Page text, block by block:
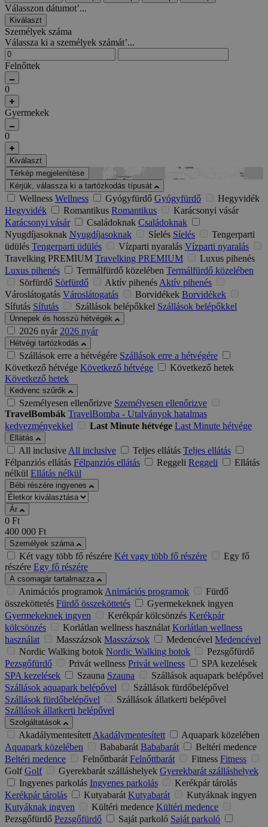
Válasszon dátumot’...
Kiválaszt
Személyek száma
Válassza ki a személyek számát’...
Felnőttek
0
Gyermekek
0
Kiválaszt
Térkép megjelenítése
Kérjük, válassza ki a tartózkodás típusát
Wellness Wellness Gyógyfürdő Gyógyfürdő
Hegyvidék
Hegyvidék
Romantikus Romantikus
Karácsonyi vásár
Karácsonyi vásár
Családoknak Családoknak
Nyugdíjasoknak Nyugdíjasoknak Síelés Síelés
Tengerparti
üdülés Tengerparti üdülés Vízparti nyaralás Vízparti nyaralás
Travelking PREMIUM Travelking PREMIUM
Luxus pihenés
Luxus pihenés
Termálfürdő közelében Termálfürdő közelében
Sörfürdő Sörfürdő Aktív pihenésAktív pihenés
Városlátogatás Városlátogatás Borvidékek Borvidékek
Sífutás Sífutás Szállások belépőkkel Szállások belépőkkel
Ünnepek és hosszú hétvégék
2026 nyár 2026 nyár
Hétvégi tartózkodás
Szállások erre a hétvégére Szállások erre a hétvégére
Következő hétvége Következő hétvége
Következő hetek
Következő hetek
Kedvenc szűrők
Személyesen ellenőrizve Személyesen ellenőrizve
TravelBombák TravelBomba - Utalványok hatalmas
kedvezményekkel
Last Minute hétvége Last Minute hétvége
Ellátás
All inclusiveAll inclusive Teljes ellátás Teljes ellátás
Félpanziós ellátás Félpanziós ellátás Reggeli Reggeli
Ellátás
nélkül Ellátás nélkül
Bébi részére ingyenes
Ár
0 Ft
400 000 Ft
Személyek száma
Két vagy több fő részére Két vagy több fő részére
Egy fő
részére Egy fő részére
A csomagár tartalmazza
Animációs programokAnimációs programok
Fürdő
összeköttetés Fürdő összeköttetés
Gyermekeknek ingyen
Gyermekeknek ingyen
Kerékpár kölcsönzés Kerékpár
kölcsönzés
Korlátlan wellness használat Korlátlan wellness
használat
Masszázsok Masszázsok Medencével Medencével
Nordic Walking botok Nordic Walking botok
Pezsgőfürdő
Pezsgőfürdő
Privát wellness Privát wellness
SPA kezelések
SPA kezelések
Szauna Szauna
Szállások aquapark belépővel
Szállások aquapark belépővel
Szállások fürdőbelépővel
Szállások fürdőbelépővel
Szállások állatkerti belépővel
Szállások állatkerti belépővel
Szolgáltatások
AkadálymentesítettAkadálymentesített
Aquapark közelében
Aquapark közelében
Bababarát Bababarát
Beltéri medence
Beltéri medence
Felnőttbarát Felnőttbarát Fitness Fitness
Golf Golf Gyerekbarát szálláshelyek Gyerekbarát szálláshelyek
Ingyenes parkolás Ingyenes parkolás
Kerékpár tárolás
Kerékpár tárolás
Kutyabarát Kutyabarát
Kutyáknak ingyen
Kutyáknak ingyen
Kültéri medence Kültéri medence
Pezsgőfürdő Pezsgőfürdő Saját parkoló Saját parkoló